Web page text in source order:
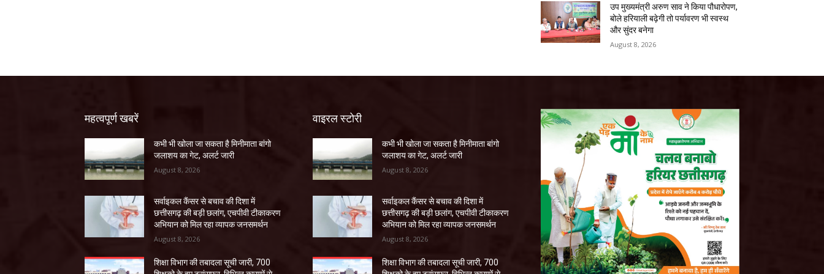
उप मुख्यमंत्री अरुण साव ने किया पौधारोपण,
बोले हरियाली बढ़ेगी तो पर्यावरण भी स्वस्थ
और सुंदर बनेगा
August 8, 2026
महत्वपूर्ण खबरें
कभी भी खोला जा सकता है मिनीमाता बांगो
जलाशय का गेट, अलर्ट जारी
August 8, 2026
सर्वाइकल कैंसर से बचाव की दिशा में
छत्तीसगढ़ की बड़ी छलांग, एचपीवी टीकाकरण
अभियान को मिल रहा व्यापक जनसमर्थन
August 8, 2026
शिक्षा विभाग की तबादला सूची जारी, 700
वाइरल स्टोरी
कभी भी खोला जा सकता है मिनीमाता बांगो
जलाशय का गेट, अलर्ट जारी
August 8, 2026
सर्वाइकल कैंसर से बचाव की दिशा में
छत्तीसगढ़ की बड़ी छलांग, एचपीवी टीकाकरण
अभियान को मिल रहा व्यापक जनसमर्थन
August 8, 2026
शिक्षा विभाग की तबादला सूची जारी, 700